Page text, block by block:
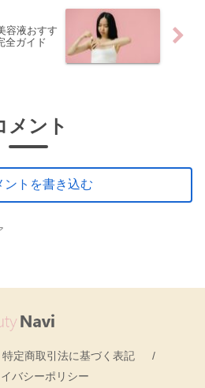
容液おすす
全ガイド
メント
ントを書き込む
特定商取引法に基づく表記
バシーポリシー